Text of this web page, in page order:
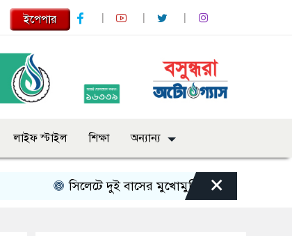
ইপেপার
লাইফ স্টাইল শিক্ষা অন্যান্য
সিলেটে দুই বাসের মুখোমুখি সংঘর্ষে নিহত বেড়ে ৯
×